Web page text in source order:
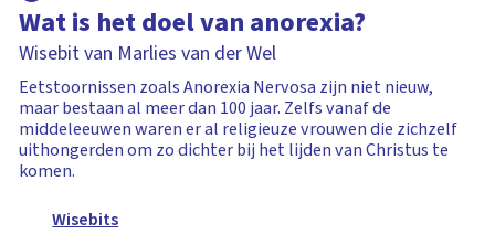
Wat is het doel van anorexia?
Wisebit van Marlies van der Wel
Eetstoornissen zoals Anorexia Nervosa zijn niet nieuw,
maar bestaan al meer dan 100 jaar. Zelfs vanaf de
middeleeuwen waren er al religieuze vrouwen die zichzelf
uithongerden om zo dichter bij het lijden van Christus te
komen.
Wisebits